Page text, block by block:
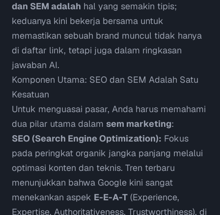
dan SEM adalah hal yang semakin tipis;
keduanya kini bekerja bersama untuk
memastikan sebuah brand muncul tidak hanya
di daftar link, tetapi juga dalam ringkasan
jawaban AI.
Komponen Utama: SEO dan SEM Adalah Satu
Kesatuan
Untuk menguasai pasar, Anda harus memahami
dua pilar utama dalam sem marketing:
SEO (Search Engine Optimization): Fokus
pada peringkat organik jangka panjang melalui
optimasi konten dan teknis. Tren terbaru
menunjukkan bahwa Google kini sangat
menekankan aspek E-E-A-T (Experience,
Expertise, Authoritativeness, Trustworthiness), di